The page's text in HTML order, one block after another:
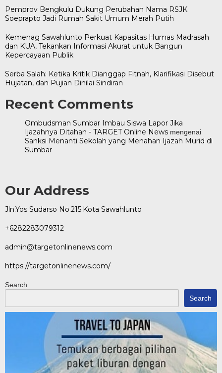
Pemprov Bengkulu Dukung Perubahan Nama RSJK
Soeprapto Jadi Rumah Sakit Umum Merah Putih
Kemenag Sawahlunto Perkuat Kapasitas Humas Madrasah
dan KUA, Tekankan Informasi Akurat untuk Bangun
Kepercayaan Publik
Serba Salah: Ketika Kritik Dianggap Fitnah, Klarifikasi Disebut
Hujatan, dan Pujian Dinilai Sindiran
Recent Comments
Ombudsman Sumbar Imbau Siswa Lapor Jika
Ijazahnya Ditahan - TARGET Online News mengenai
Sanksi Menanti Sekolah yang Menahan Ijazah Murid di
Sumbar
Our Address
Jln.Yos Sudarso No.215.Kota Sawahlunto
+6282283079312
admin@targetonlinenews.com
https://targetonlinenews.com/
Search
Search